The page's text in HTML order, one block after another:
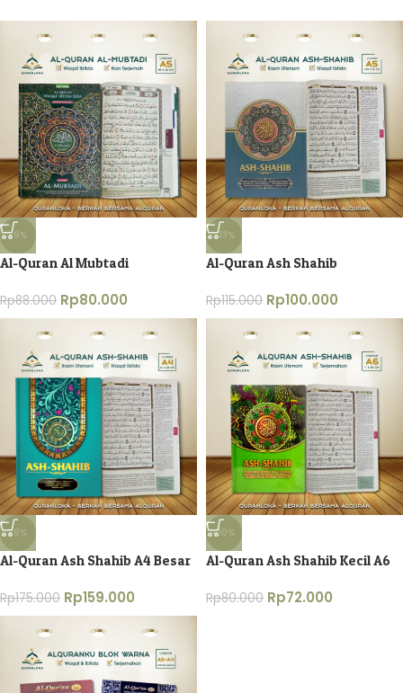
-9%
Al-Quran Al Mubtadi
Rp88.000 Rp80.000
-13%
Al-Quran Ash Shahib
Rp115.000 Rp100.000
-9%
Al-Quran Ash Shahib A4 Besar
Rp175.000 Rp159.000
-10%
Al-Quran Ash Shahib Kecil A6
Rp80.000 Rp72.000